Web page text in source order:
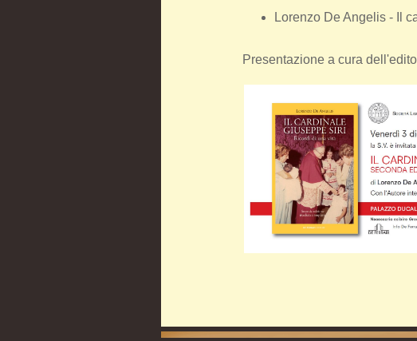
Lorenzo De Angelis - Il
Presentazione a cura